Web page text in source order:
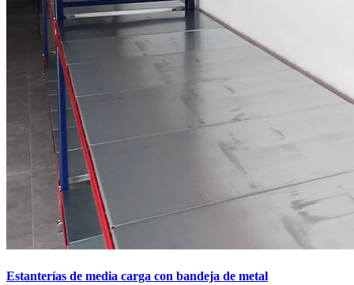
Estanterías de media carga con bandeja de metal